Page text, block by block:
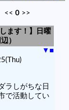
<< 0 >>
ます！】日曜
）
▼ ■
ラしがちな日
で活動してい